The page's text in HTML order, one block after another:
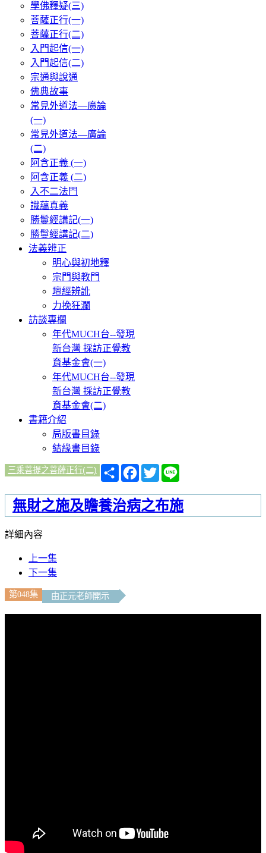
學佛釋疑(三)
菩薩正行(一)
菩薩正行(二)
入門起信(一)
入門起信(二)
宗通與說通
佛典故事
常見外道法—廣論
(一)
常見外道法—廣論
(二)
阿含正義 (一)
阿含正義 (二)
入不二法門
識蘊真義
勝鬘經講記(一)
勝鬘經講記(二)
法義辨正
明心與初地釋
宗門與教門
壇經辨訛
力挽狂瀾
訪談專欄
年代MUCH台--發現
新台灣 採訪正覺教
育基金會(一)
年代MUCH台--發現
新台灣 採訪正覺教
育基金會(二)
書籍介紹
局版書目錄
結緣書目錄
三乘菩提之菩薩正行(二)
分
享
Facebook
Twitter
無財之施及瞻養治病之布施
詳細內容
上一集
下一集
第048集 由正元老師開示
首先，世尊在《優婆塞戒經》卷5當中繼續開示說：
【善男子！智者若有財寶物時，應當如是修行布施；如其